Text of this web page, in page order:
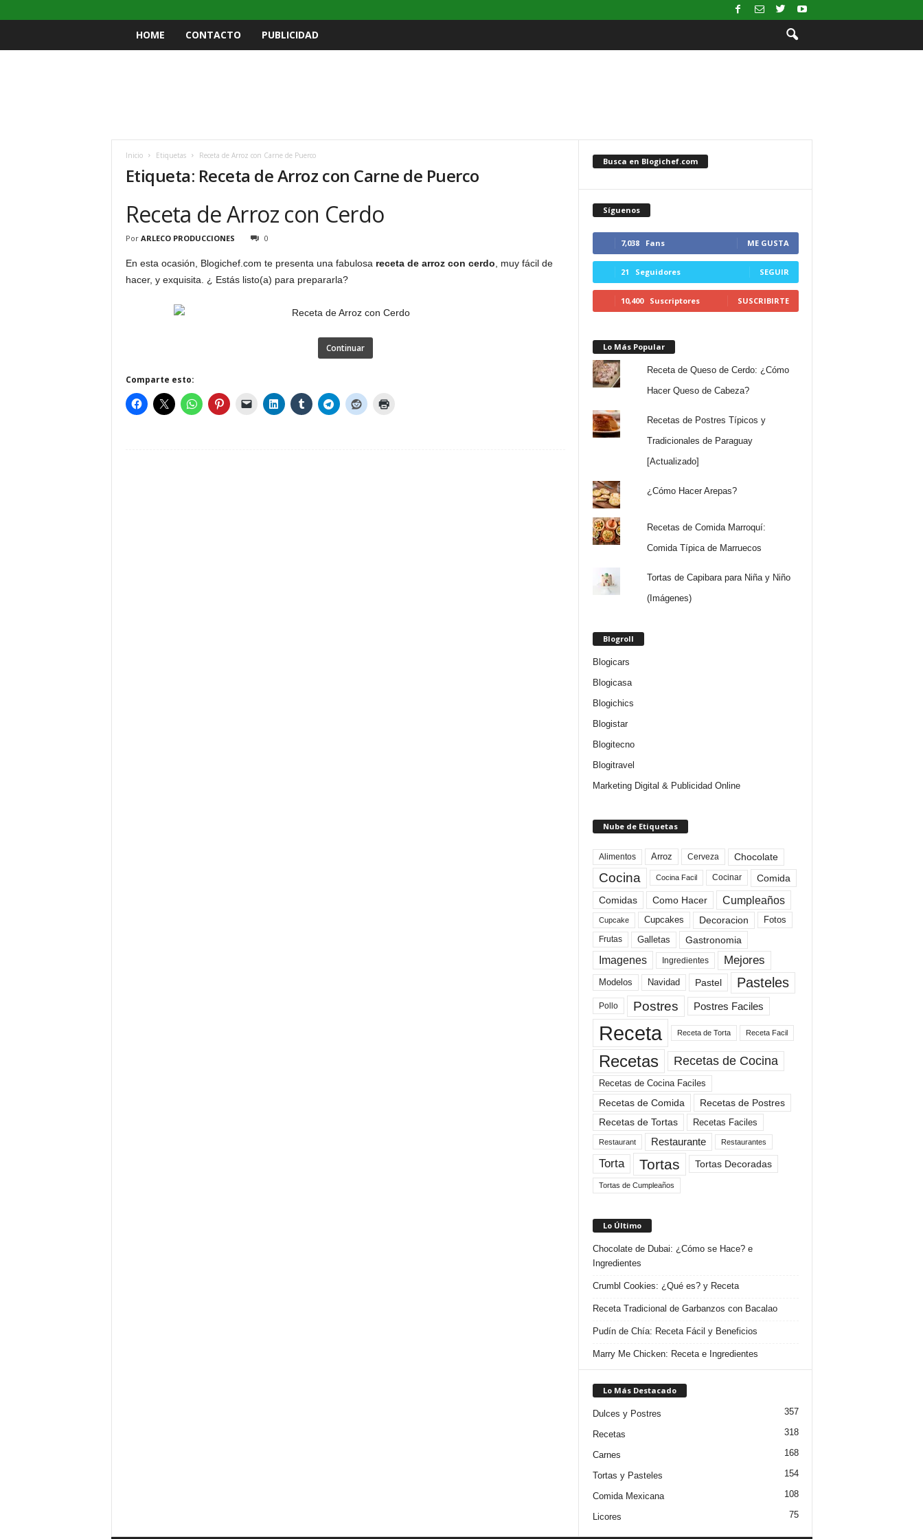
HOME CONTACTO PUBLICIDAD
Inicio Etiquetas Receta de Arroz con Carne de Puerco
Etiqueta: Receta de Arroz con Carne de Puerco
Receta de Arroz con Cerdo
Por ARLECO PRODUCCIONES 0
En esta ocasión, Blogichef.com te presenta una fabulosa receta de arroz con cerdo , muy fácil de
hacer, y exquisita. ¿ Estás listo(a) para prepararla?
Continuar
Comparte esto:
Busca en Blogichef.com
Síguenos
7,038 Fans ME GUSTA
21 Seguidores SEGUIR
10,400 Suscriptores SUSCRIBIRTE
Lo Más Popular
Receta de Queso de Cerdo: ¿Cómo
Hacer Queso de Cabeza?
Recetas de Postres Típicos y
Tradicionales de Paraguay
[Actualizado]
¿Cómo Hacer Arepas?
Recetas de Comida Marroquí:
Comida Típica de Marruecos
Tortas de Capibara para Niña y Niño
(Imágenes)
Blogroll
Blogicars
Blogicasa
Blogichics
Blogistar
Blogitecno
Blogitravel
Marketing Digital & Publicidad Online
Nube de Etiquetas
Alimentos Arroz Cerveza Chocolate
Cocina Cocina Facil Cocinar
Comida
Comidas
Como Hacer Cumpleaños
Cupcake Cupcakes Decoracion Fotos
Frutas Galletas Gastronomia
Imagenes Ingredientes Mejores
Modelos Navidad Pastel Pasteles
Pollo Postres Postres Faciles
Receta Receta de Torta Receta Facil
Recetas Recetas de Cocina
Recetas de Cocina Faciles
Recetas de Comida
Recetas de Postres
Recetas de Tortas
Recetas Faciles
Restaurant Restaurante Restaurantes
Torta Tortas Tortas Decoradas
Tortas de Cumpleaños
Lo Último
Chocolate de Dubai: ¿Cómo se Hace? e
Ingredientes
Crumbl Cookies: ¿Qué es? y Receta
Receta Tradicional de Garbanzos con Bacalao
Pudín de Chía: Receta Fácil y Beneficios
Marry Me Chicken: Receta e Ingredientes
Lo Más Destacado
Dulces y Postres 357
Recetas 318
Carnes 168
Tortas y Pasteles 154
Comida Mexicana 108
Licores 75